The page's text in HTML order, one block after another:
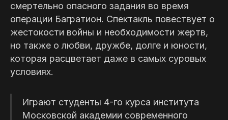
смертельно опасного задания во время
операции Багратион. Спектакль повествует о
жестокости войны и необходимости жертв,
но также о любви, дружбе, долге и юности,
которая расцветает даже в самых суровых
условиях.
Играют студенты 4-го курса института
Московской академии современного
Билеты
Купить билет